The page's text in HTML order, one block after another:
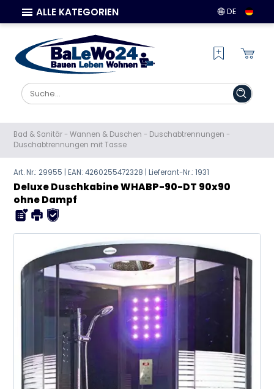
ALLE KATEGORIEN DE
Bad & Sanitär-Wannen & Duschen - Duschabtrennungen -
Duschabtrennungen mit Tasse
Art. Nr.: 29955 | EAN:4260255472328 | Lieferant-Nr.: 1931
Deluxe Duschkabine WHABP-90-DT 90x90
ohne Dampf